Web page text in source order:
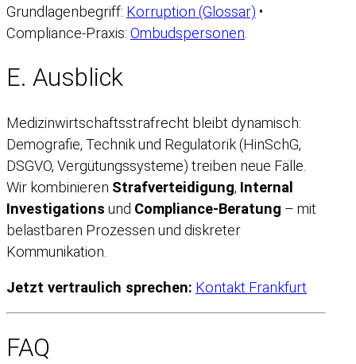
Grundlagenbegriff: Korruption (Glossar) •
Compliance-Praxis: Ombudspersonen
E. Ausblick
Medizinwirtschaftsstrafrecht bleibt dynamisch:
Demografie, Technik und Regulatorik (HinSchG,
DSGVO, Vergütungssysteme) treiben neue Fälle.
Wir kombinieren Strafverteidigung, Internal
Investigations und Compliance-Beratung – mit
belastbaren Prozessen und diskreter
Kommunikation.
Jetzt vertraulich sprechen: Kontakt Frankfurt
FAQ